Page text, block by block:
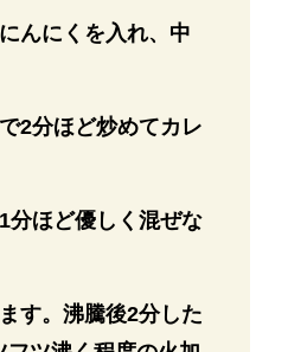
んにくを入れ、中
2分ほど炒めてカレ
分ほど優しく混ぜな
す。沸騰後2分した